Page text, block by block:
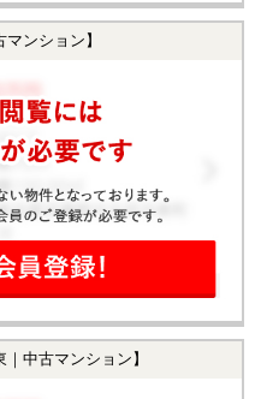
ンション】
｜中古マンション】